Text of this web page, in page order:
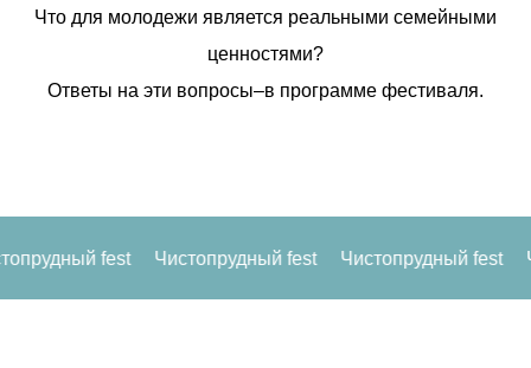
Что для молодежи является реальными семейными
ценностями?
Ответы на эти вопросы–в программе фестиваля.
fest Чистопрудный fest Чистопрудный fest